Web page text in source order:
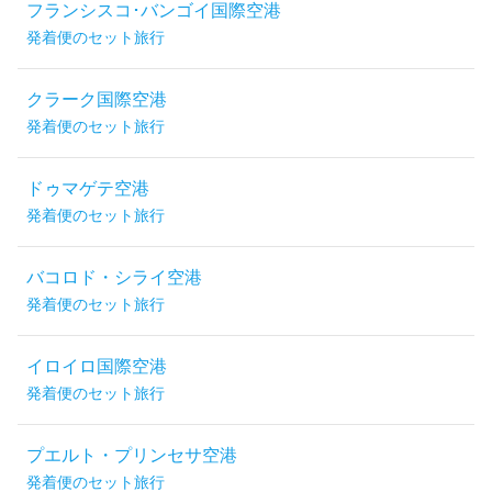
フランシスコ･バンゴイ国際空港
発着便のセット旅行
クラーク国際空港
発着便のセット旅行
ドゥマゲテ空港
発着便のセット旅行
バコロド・シライ空港
発着便のセット旅行
イロイロ国際空港
発着便のセット旅行
プエルト・プリンセサ空港
発着便のセット旅行